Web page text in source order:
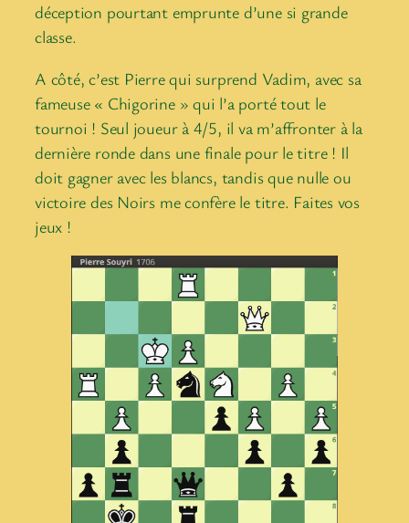
déception pourtant emprunte d’une si grande
classe.
A côté, c’est Pierre qui surprend Vadim, avec sa
fameuse « Chigorine » qui l’a porté tout le
tournoi ! Seul joueur à 4/5, il va m’affronter à la
dernière ronde dans une finale pour le titre ! Il
doit gagner avec les blancs, tandis que nulle ou
victoire des Noirs me confère le titre. Faites vos
jeux !